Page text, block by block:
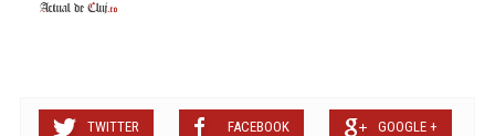
TWITTER FACEBOOK GOOGLE +